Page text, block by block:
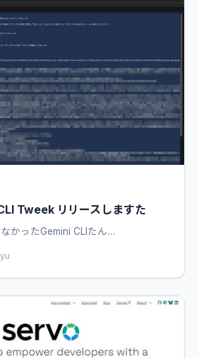
Tweek リリースしますた
かったGemini CLIたん…